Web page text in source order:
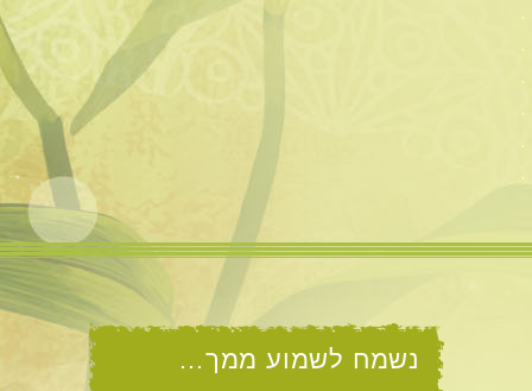
.
.
.
.
.
נשמח לשמוע ממך…